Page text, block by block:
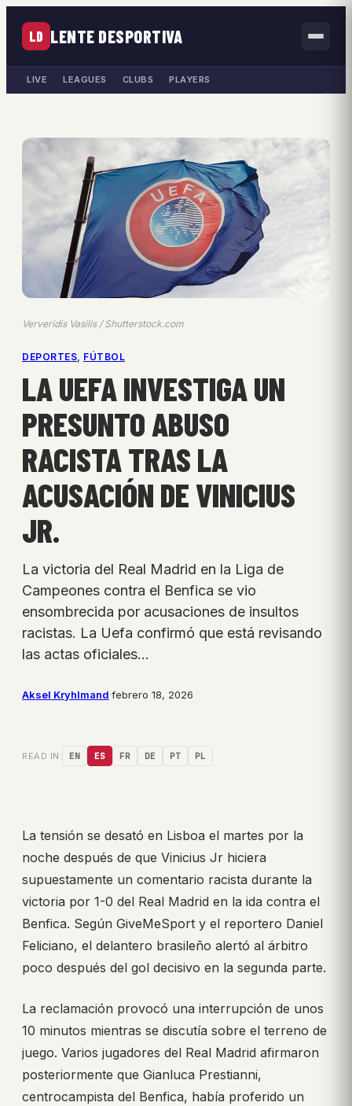
LD LENTE DESPORTIVA
LIVE LEAGUES CLUBS PLAYERS
Ververidis Vasilis / Shutterstock.com
DEPORTES, FÚTBOL
LA UEFA INVESTIGA UN
PRESUNTO ABUSO
RACISTA TRAS LA
ACUSACIÓN DE VINICIUS
JR.
La victoria del Real Madrid en la Liga de
Campeones contra el Benfica se vio
ensombrecida por acusaciones de insultos
racistas. La Uefa confirmó que está revisando
las actas oficiales…
Aksel Kryhlmand·febrero 18, 2026
READ IN: EN ES FR DE PT PL
La tensión se desató en Lisboa el martes por la
noche después de que Vinicius Jr hiciera
supuestamente un comentario racista durante la
victoria por 1-0 del Real Madrid en la ida contra el
Benfica. Según GiveMeSport y el reportero Daniel
Feliciano, el delantero brasileño alertó al árbitro
poco después del gol decisivo en la segunda parte.
La reclamación provocó una interrupción de unos
10 minutos mientras se discutía sobre el terreno de
juego. Varios jugadores del Real Madrid afirmaron
posteriormente que Gianluca Prestianni,
centrocampista del Benfica, había proferido un